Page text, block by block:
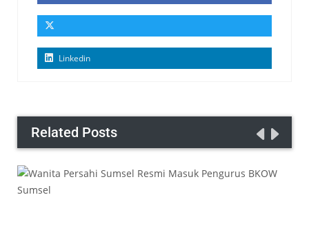
Linkedin
Related Posts